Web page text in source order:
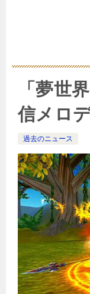
「夢世
信メロ
過去のニュース